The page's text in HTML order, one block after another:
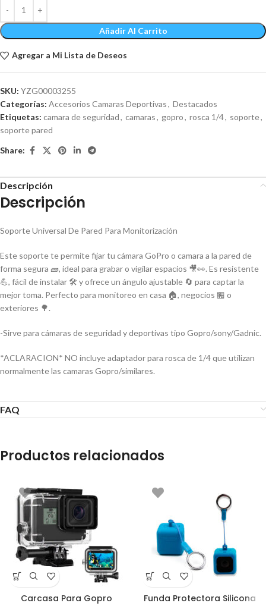
Añadir Al Carrito
Agregar a Mi Lista de Deseos
SKU: YZG00003255
Categorías: Accesorios Camaras Deportivas, Destacados
Etiquetas: camara de seguridad, camaras, gopro, rosca 1/4, soporte,
soporte pared
Share:
Descripción
Descripción
Soporte Universal De Pared Para Monitorización
Este soporte te permite fijar tu cámara GoPro o camara a la pared de
forma segura 🧱, ideal para grabar o vigilar espacios 🎥👀. Es resistente
💪, fácil de instalar 🛠️ y ofrece un ángulo ajustable 🔄 para captar la
mejor toma. Perfecto para monitoreo en casa 🏠, negocios 🏪 o
exteriores 🌳.
-Sirve para cámaras de seguridad y deportivas tipo Gopro/sony/Gadnic.
*ACLARACION* NO incluye adaptador para rosca de 1/4 que utilizan
normalmente las camaras Gopro/similares.
FAQ
Productos relacionados
Carcasa Para Gopro
Funda Protectora Silicona